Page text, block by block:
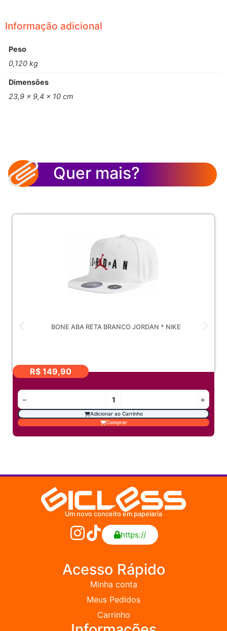
Informação adicional
Peso
0,120 kg
Dimensões
23,9 × 9,4 × 10 cm
Quer mais?
BONE ABA RETA BRANCO JORDAN * NIKE
R$ 149,90
− +
Adicionar ao Carrinho
Comprar
Um novo conceito em papelaria
https://
Acesso Rápido
Minha conta
Meus Pedidos
Carrinho